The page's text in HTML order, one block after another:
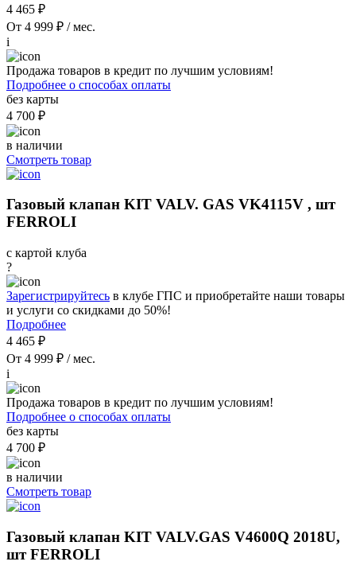
4 465 ₽
От 4 999 ₽ / мес.
i
Продажа товаров в кредит по лучшим условиям!
Подробнее о способах оплаты
без карты
4 700 ₽
в наличии
Смотреть товар
Газовый клапан KIT VALV. GAS VK4115V , шт
FERROLI
с картой клуба
?
Зарегистрируйтесь в клубе ГПС и приобретайте наши товары
и услуги со скидками до 50%!
Подробнее
4 465 ₽
От 4 999 ₽ / мес.
i
Продажа товаров в кредит по лучшим условиям!
Подробнее о способах оплаты
без карты
4 700 ₽
в наличии
Смотреть товар
Газовый клапан KIT VALV.GAS V4600Q 2018U,
шт FERROLI